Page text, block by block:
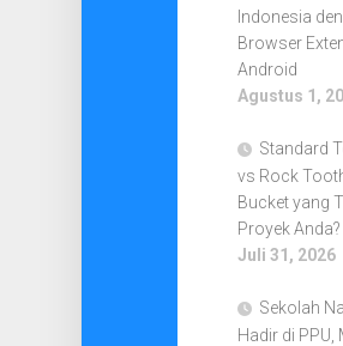
Indonesia
Browser
Android
Agustus 1,
Standard
vs Rock
Bucket yang
Proyek Anda?
Juli 31, 2026
Sekolah
Hadir di PPU,